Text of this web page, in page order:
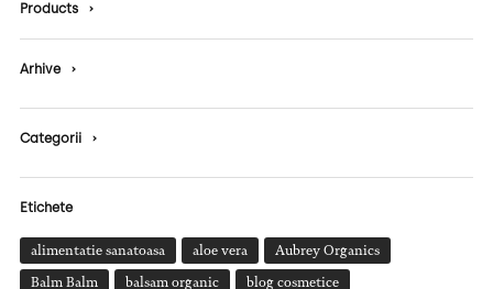
Products ›
Arhive ›
Categorii ›
Etichete
alimentatie sanatoasa aloe vera Aubrey Organics
Balm Balm balsam organic blog cosmetice